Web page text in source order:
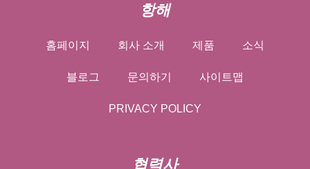
항해
홈페이지 회사 소개 제품 소식
블로그 문의하기 사이트맵
PRIVACY POLICY
협력사